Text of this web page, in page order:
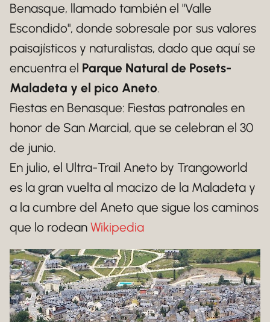
Benasque, llamado también el "Valle
Escondido", donde sobresale por sus valores
paisajísticos y naturalistas, dado que aquí se
encuentra el Parque Natural de Posets-
Maladeta y el pico Aneto.
Fiestas en Benasque: Fiestas patronales en
honor de San Marcial, que se celebran el 30
de junio.
En julio, el Ultra-Trail Aneto by Trangoworld
es la gran vuelta al macizo de la Maladeta y
a la cumbre del Aneto que sigue los caminos
que lo rodean Wikipedia